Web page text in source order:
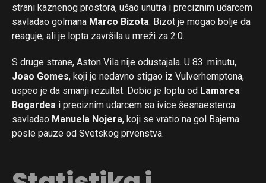
strani kaznenog prostora, ušao unutra i preciznim udarcem
savladao golmana Marco Bizota. Bizot je mogao bolje da
reaguje, ali je lopta završila u mreži za 2:0.
S druge strane, Aston Vila nije odustajala. U 83. minutu,
Joao Gomes, koji je nedavno stigao iz Vulverhemptona,
uspeo je da smanji rezultat. Dobio je loptu od Lamarea
Bogardea i preciznim udarcem sa ivice šesnaesterca
savladao Manuela Nojera, koji se vratio na gol Bajerna
posle pauze od Svetskog prvenstva.